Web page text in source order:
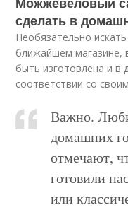
сделать в
Необязательно
ближайшем магазине,
быть изготовлена и в
соответствии со
Важно.
домашних
отмечают,
готовили
или